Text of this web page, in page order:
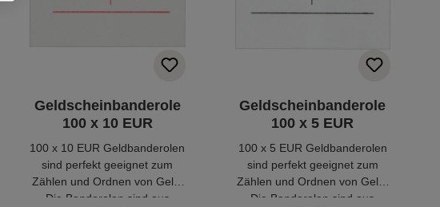
Geldscheinbanderole
100 x 10 EUR
100 x 10 EUR Geldbanderolen
sind perfekt geeignet zum
Zählen und Ordnen von Geld.
Die Banderolen sind aus
Geldscheinbanderole
100 x 5 EUR
100 x 5 EUR Geldbanderolen
sind perfekt geeignet zum
Zählen und Ordnen von Geld.
Die Banderolen sind aus